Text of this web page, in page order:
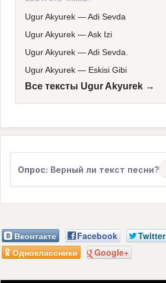
Ugur Akyurek —Adi Sevda
Ugur Akyurek —Ask Izi
Ugur Akyurek —Adi Sevda.
Ugur Akyurek — Eskisi Gibi
Все тексты Ugur Akyurek →
Опрос: Верный ли текст песни?
Вконтакте Facebook Twitter
Одноклассники
Google+